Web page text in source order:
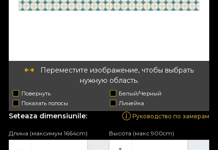
Переместите изображение, чтобы выбрать
нужную область.
Повернуть
Белый/Черный
Показать полосы
Линейка
Seteaza dimensiunile: Руководство по замерам
Длина (максимум 1664cm) Высота (макс 900cm)